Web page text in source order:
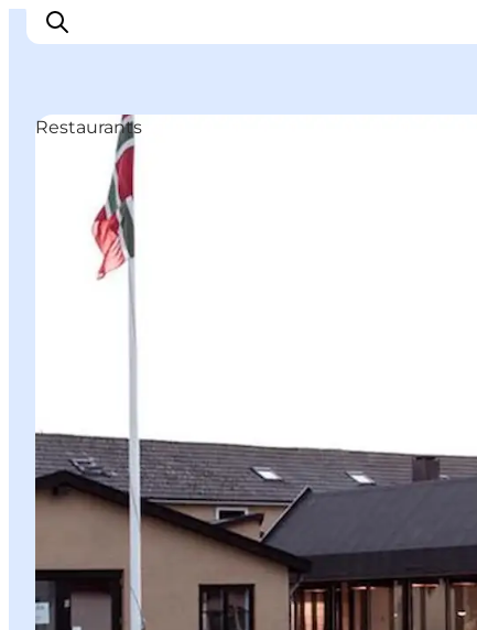
Inspiration
Regionen
Erlebnisse
Unterkünfte
Reiseplanung
Restaurants